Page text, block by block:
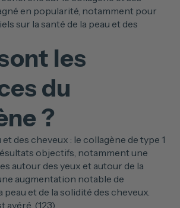
en popularité, notamment pour
sur la santé de la peau et des
les
du
?
et des cheveux : le collagène de type 1
objectifs, notamment une
autour des yeux et autour de la
augmentation notable de
et de la solidité des cheveux.
avéré. (123)